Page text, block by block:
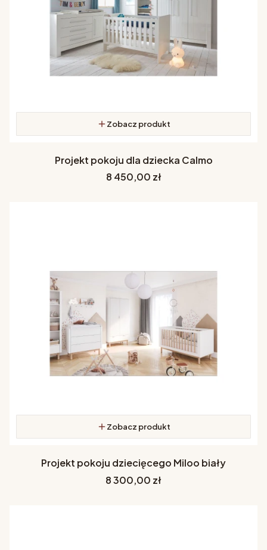
Zobacz produkt
Projekt pokoju dla dziecka Calmo
Cena
8 450,00 zł
Zobacz produkt
Projekt pokoju dziecięcego Miloo biały
Cena
8 300,00 zł